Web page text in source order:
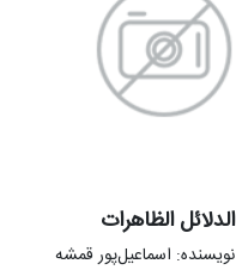
الدلائل الظاهرات
نویسنده: اسماعیل‌پور قمشه